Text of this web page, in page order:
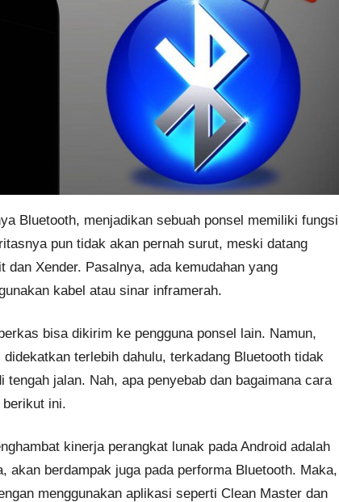
Bluetooth, menjadikan sebuah ponsel memiliki fungsi
pun tidak akan pernah surut, meski datang
dan Xender. Pasalnya, ada kemudahan yang
kabel atau sinar inframerah.
bisa dikirim ke pengguna ponsel lain. Namun,
terlebih dahulu, terkadang Bluetooth tidak
tengah jalan. Nah, apa penyebab dan bagaimana cara
ini.
kinerja perangkat lunak pada Android adalah
akan berdampak juga pada performa Bluetooth. Maka,
menggunakan aplikasi seperti Clean Master dan